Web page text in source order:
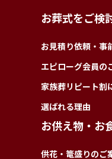
お葬式をご検
お見積り依頼・事
エピローグ会員の
家族葬リピート割
選ばれる理由
お供え物・お
供花・篭盛りのご